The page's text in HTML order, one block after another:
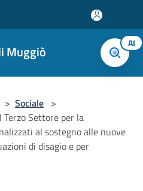
Muggiò AI
> Sociale >
Settore per la
al sostegno alle nuove
di disagio e per